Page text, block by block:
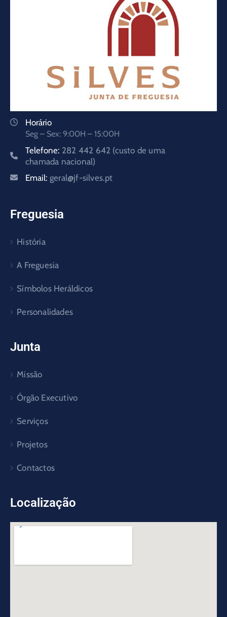
Horário
Seg – Sex: 9:00H – 15:00H
Telefone: 282 442 642 (custo de uma
chamada nacional)
Email: geral@jf-silves.pt
Freguesia
História
A Freguesia
Símbolos Heráldicos
Personalidades
Junta
Missão
Órgão Executivo
Serviços
Projetos
Contactos
Localização